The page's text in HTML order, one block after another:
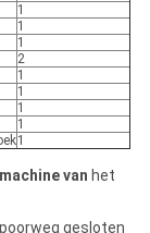
1
1
1
2
1
1
1
1
1
van het
gesloten